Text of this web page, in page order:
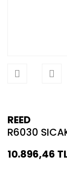
REED
R6030
10.896,46